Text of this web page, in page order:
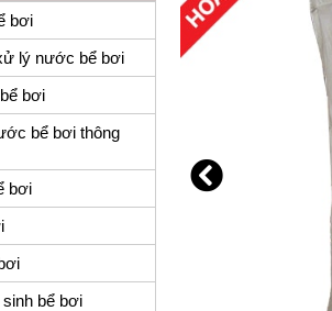
bơi
lý nước bể bơi
bơi
bể bơi thông
bơi
bể bơi